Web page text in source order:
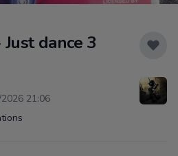
dance 3
21:06